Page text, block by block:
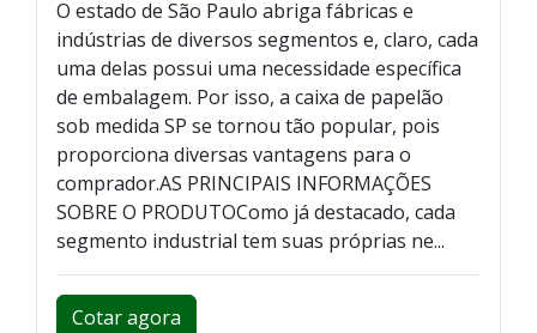
O estado de São Paulo abriga fábricas e
indústrias de diversos segmentos e, claro, cada
uma delas possui uma necessidade específica
de embalagem. Por isso, a caixa de papelão
sob medida SP se tornou tão popular, pois
proporciona diversas vantagens para o
comprador.AS PRINCIPAIS INFORMAÇÕES
SOBRE O PRODUTOComo já destacado, cada
segmento industrial tem suas próprias ne...
Cotar agora